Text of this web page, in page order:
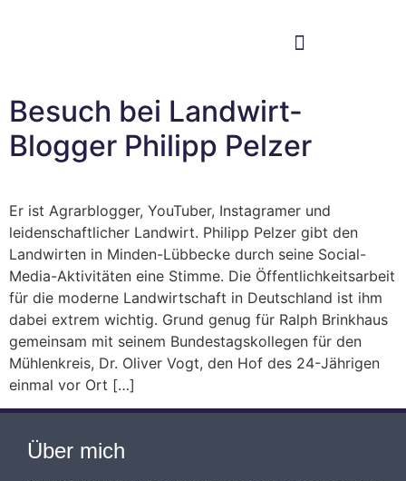
Besuch bei Landwirt-
Blogger Philipp Pelzer
Er ist Agrarblogger, YouTuber, Instagramer und
leidenschaftlicher Landwirt. Philipp Pelzer gibt den
Landwirten in Minden-Lübbecke durch seine Social-
Media-Aktivitäten eine Stimme. Die Öffentlichkeitsarbeit
für die moderne Landwirtschaft in Deutschland ist ihm
dabei extrem wichtig. Grund genug für Ralph Brinkhaus
gemeinsam mit seinem Bundestagskollegen für den
Mühlenkreis, Dr. Oliver Vogt, den Hof des 24-Jährigen
einmal vor Ort […]
Über mich